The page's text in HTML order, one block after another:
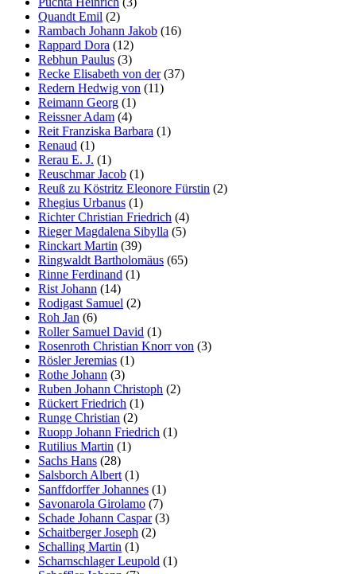
Quandt Emil (2)
Rambach Johann Jakob (16)
Rappard Dora (12)
Rebhun Paulus (3)
Recke Elisabeth von der(37)
Redern Hedwig von (11)
Reimann Georg (1)
Reissner Adam (4)
Reit Franziska Barbara (1)
Renaud (1)
Rerau E. J. (1)
Reuschmar Jacob (1)
Reuß zu Köstritz Eleonore Fürstin (2)
Rhegius Urbanus (1)
Richter Christian Friedrich (4)
Rieger Magdalena Sibylla (5)
Rinckart Martin (39)
Ringwaldt Bartholomäus (65)
Rinne Ferdinand (1)
Rist Johann (14)
Rodigast Samuel (2)
Roh Jan (6)
Roller Samuel David (1)
Rosenroth Christian Knorr von (3)
Rösler Jeremias (1)
Rothe Johann (3)
Ruben Johann Christoph (2)
Rückert Friedrich (1)
Runge Christian (2)
Ruopp Johann Friedrich (1)
Rutilius Martin (1)
Sachs Hans (28)
Salsborch Albert (1)
Sanffdorffer Johannes (1)
Savonarola Girolamo (7)
Schade Johann Caspar(3)
Schaitberger Joseph (2)
Schalling Martin (1)
Scharnschlager Leupold (1)